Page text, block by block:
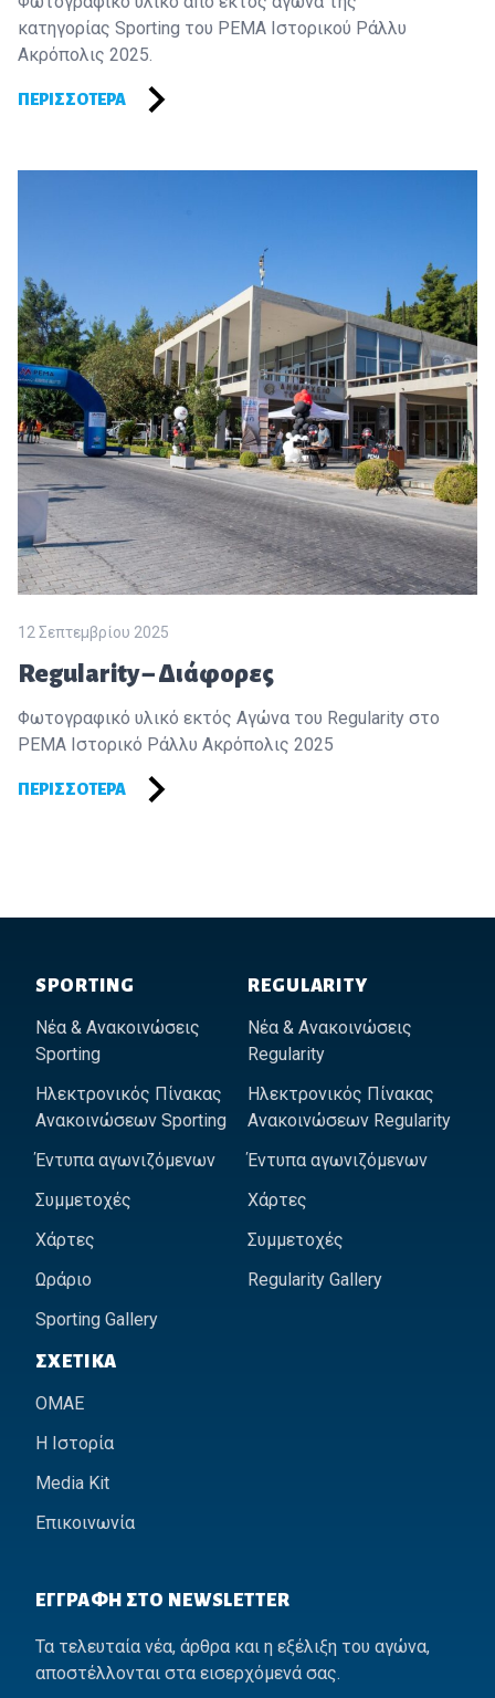
κατηγορίας Sporting του PEMA Ιστορικού Ράλλυ
Ακρόπολις 2025.
ΠΕΡΙΣΣΌΤΕΡΑ
12 Σεπτεμβρίου 2025
Regularity – Διάφορες
Φωτογραφικό υλικό εκτός Αγώνα του Regularity στο
PEMA Ιστορικό Ράλλυ Ακρόπολις 2025
ΠΕΡΙΣΣΌΤΕΡΑ
SPORTING
Νέα & Ανακοινώσεις
Sporting
Ηλεκτρονικός Πίνακας
Ανακοινώσεων Sporting
Έντυπα αγωνιζόμενων
Συμμετοχές
Χάρτες
Ωράριο
Sporting Gallery
REGULARITY
Νέα & Ανακοινώσεις
Regularity
Ηλεκτρονικός Πίνακας
Ανακοινώσεων Regularity
Έντυπα αγωνιζόμενων
Χάρτες
Συμμετοχές
Regularity Gallery
ΣΧΕΤΙΚΆ
ΟΜΑΕ
Η Ιστορία
Media Kit
Επικοινωνία
ΕΓΓΡΑΦΉ ΣΤΟ NEWSLETTER
Τα τελευταία νέα, άρθρα και η εξέλιξη του αγώνα,
αποστέλλονται στα εισερχόμενά σας.